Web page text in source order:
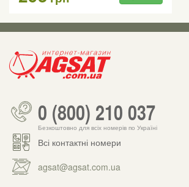
0 (800) 210 037
Безкоштовно для всіх номерів по Україні
Всі контактні номери
agsat@agsat.com.ua